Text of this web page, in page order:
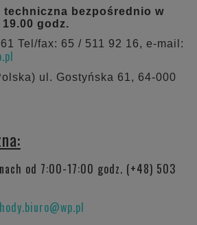
techniczna bezpośrednio w
godz.
Tel/fax: 65 / 511 92 16, e-mail:
ul. Gostyńska 61, 64-000
od 7:00-17:00 godz. (+48) 503